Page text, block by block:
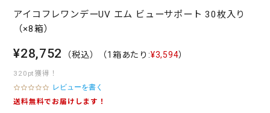
アイコフレワンデーUV エム ビューサポート 30枚入り
（×8箱）
¥28,752 （税込） （1箱あたり:¥3,594）
320pt獲得！
0
.
レビューを書く
送料無料でお届けします！